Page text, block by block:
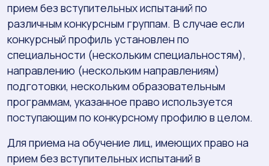
прием без вступительных испытаний по
различным конкурсным группам. В случае если
конкурсный профиль установлен по
специальности (нескольким специальностям),
направлению (нескольким направлениям)
подготовки, нескольким образовательным
программам, указанное право используется
поступающим по конкурсному профилю в целом.
Для приема на обучение лиц, имеющих право на
прием без вступительных испытаний в